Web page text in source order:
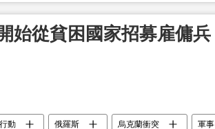
始從貧困國家招募雇傭兵
動 俄羅斯 烏克蘭衝突 軍事